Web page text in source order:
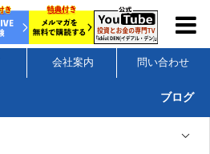
会社案内 問い合わせ
ブログ